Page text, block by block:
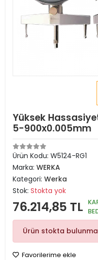
Yüksek
5-900x0.005mm
Ürün Kodu: W5124-RG1
Marka: WERKA
Kategori: Werka
Stok: Stokta yok
76.214,85 TL
Ürün stokta
Favorilerime ekle